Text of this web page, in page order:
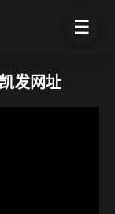
☰
发网址